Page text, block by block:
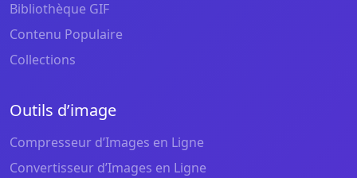
Bibliothèque GIF
Contenu Populaire
Collections
Outils d’image
Compresseur d’Images en Ligne
Convertisseur d’Images en Ligne